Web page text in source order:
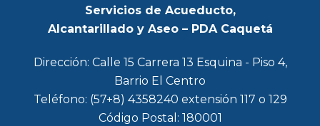
Servicios de Acueducto,
Alcantarillado y Aseo – PDA Caquetá
Dirección: Calle 15 Carrera 13 Esquina - Piso 4,
Barrio El Centro
Teléfono: (57+8) 4358240 extensión 117 o 129
Código Postal: 180001